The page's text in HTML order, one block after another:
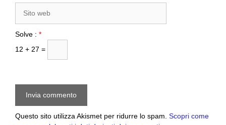
web
Solve : *
12 + 27 =
Questo sito utilizza Akismet per ridurre lo spam. Scopri come